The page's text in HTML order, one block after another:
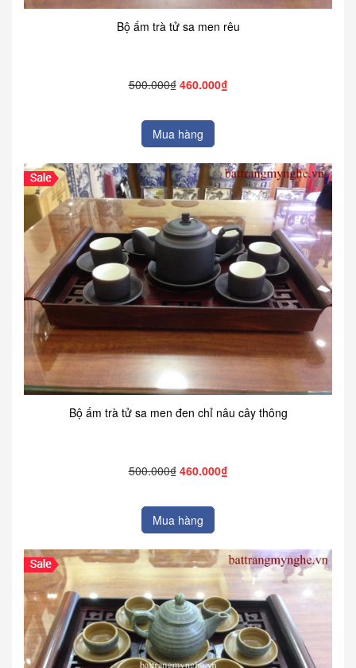
Bộ ấm trà tử sa men rêu
500.000₫ 460.000₫
Mua hàng
Bộ ấm trà tử sa men đen chỉ nâu cây thông
500.000₫ 460.000₫
Mua hàng